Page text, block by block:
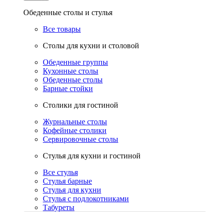
Обеденные столы и стулья
Все товары
Столы для кухни и столовой
Обеденные группы
Кухонные столы
Обеденные столы
Барные стойки
Столики для гостиной
Журнальные столы
Кофейные столики
Сервировочные столы
Стулья для кухни и гостиной
Все стулья
Стулья барные
Стулья для кухни
Стулья с подлокотниками
Табуреты